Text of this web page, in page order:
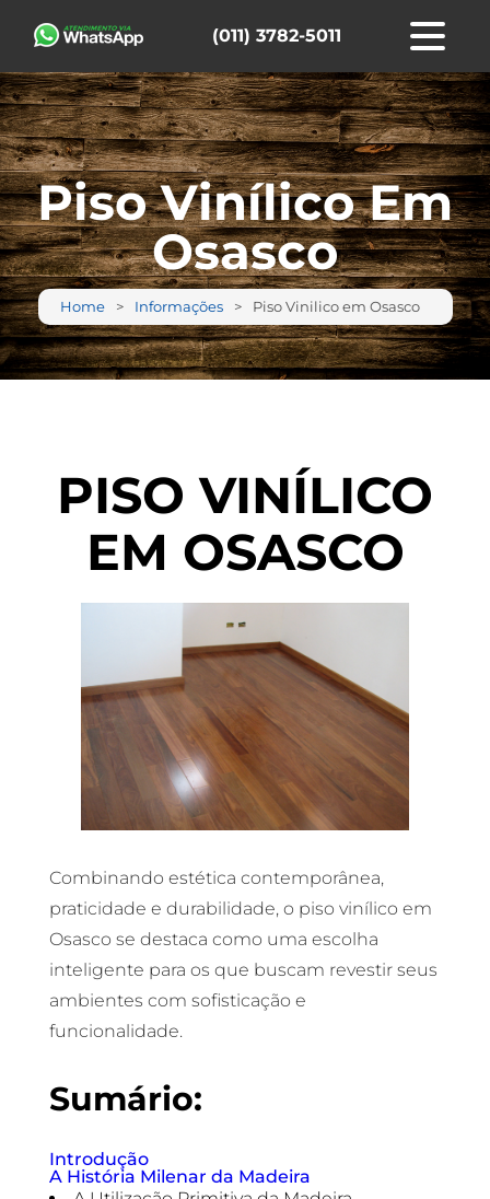
(011) 3782-5011
Piso Vinílico Em
Osasco
Home Informações Piso Vinilico em Osasco
PISO VINÍLICO
EM OSASCO
Combinando estética contemporânea,
praticidade e durabilidade, o piso vinílico em
Osasco se destaca como uma escolha
inteligente para os que buscam revestir seus
ambientes com sofisticação e
funcionalidade.
Sumário:
Introdução
A História Milenar da Madeira